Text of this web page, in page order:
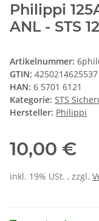
Philippi
ANL - STS
Artikelnummer:
GTIN: 4250214625537
HAN: 6 5701 6121
Kategorie: STS
Hersteller: Philippi
10,00 €
inkl. 19% USt. , zzgl.